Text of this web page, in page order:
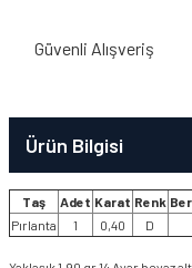
Güvenli Alışveriş
Ürün Bilgisi
Taş Adet Karat Renk
Pırlanta
1 0,40 D